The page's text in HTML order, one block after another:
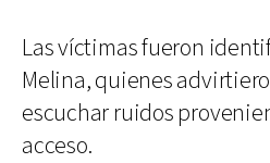
Las víctimas fueron
Melina, quienes
escuchar ruidos
acceso.